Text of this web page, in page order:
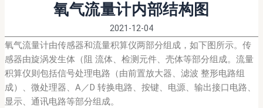
氧气流量计内部结构图
2021-12-04
氧气流量计由传感器和流量积算仪两部分组成，如下图所示。传
感器由旋涡发生体（阻 流体、检测元件、壳体等部分组成。流量
积算仪则包括信号处理电路（由前置放大器、滤波 整形电路组
成）、微处理器、A／D 转换电路、按键、电源、输出接口电路、
显示、通讯电路等部分组成。